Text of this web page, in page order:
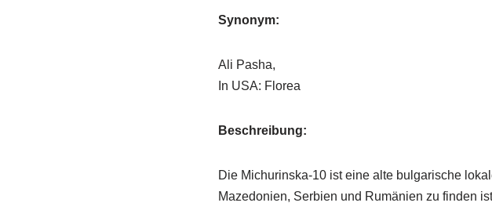
Synonym:
Ali Pasha,
In USA: Florea
Beschreibung:
Die Michurinska-10 ist eine alte bulgarische
Mazedonien, Serbien und Rumänien zu finden